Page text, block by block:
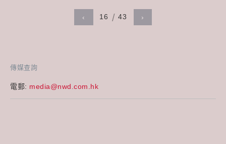
傳媒查詢
電郵: media@nwd.com.hk
‹ 16 43 ›